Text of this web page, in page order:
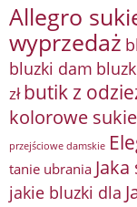
Allegro
wyprzedaż
bluzki dam
zł butik z
kolorowe
przejściowe damskie
tanie ubrania
jakie bluzki dla